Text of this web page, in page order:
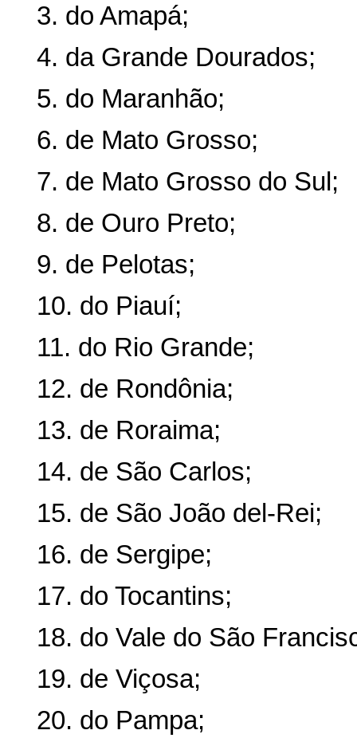
3. do Amapá;
4. da Grande Dourados;
5. do Maranhão;
6. de Mato Grosso;
7. de Mato Grosso do Sul;
8. de Ouro Preto;
9. de Pelotas;
10. do Piauí;
11. do Rio Grande;
12. de Rondônia;
13. de Roraima;
14. de São Carlos;
15. de São João del-Rei;
16. de Sergipe;
17. do Tocantins;
18. do Vale do São
19. de Viçosa;
20. do Pampa;